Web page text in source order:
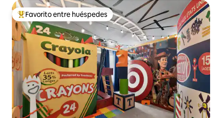
Favorito entre huéspedes preferido
Favorito entre huéspedes